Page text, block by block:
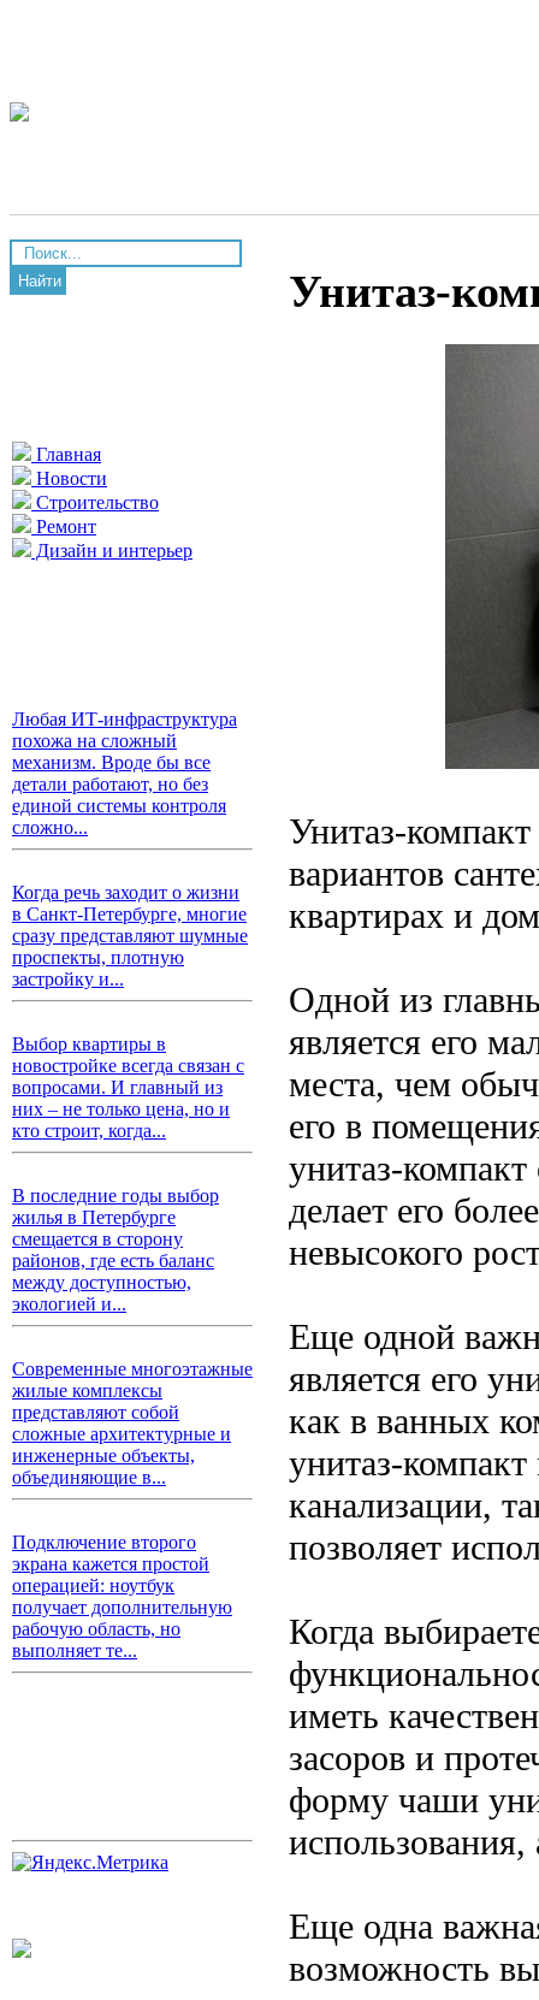
Найти
Главная
Новости
Строительство
Ремонт
Дизайн и интерьер
Любая ИТ-инфраструктура
похожа на сложный
механизм. Вроде бы все
детали работают, но без
единой системы контроля
сложно...
Когда речь заходит о жизни
в Санкт-Петербурге, многие
сразу представляют шумные
проспекты, плотную
застройку и...
Выбор квартиры в
новостройке всегда связан с
вопросами. И главный из
них – не только цена, но и
кто строит, когда...
В последние годы выбор
жилья в Петербурге
смещается в сторону
районов, где есть баланс
между доступностью,
экологией и...
Современные многоэтажные
жилые комплексы
представляют собой
сложные архитектурные и
инженерные объекты,
объединяющие в...
Подключение второго
экрана кажется простой
операцией: ноутбук
получает дополнительную
рабочую область, но
выполняет те...
Унитаз-
Унитаз-
вариантов
квартирах и
Одной из
является его
места, чем
его в
унитаз-
делает его
невысокого
Еще одной
является его
как в ванных
унитаз-
канализации,
позволяет
Когда
иметь
засоров и
форму чаши
Еще одна
возможность